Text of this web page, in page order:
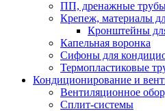
ПП, дренажные
Крепеж, материалы
Кронштейны
Капельная воронка
Сифоны для
Термопластиковые
Кондиционирование и
Вентиляционное
Сплит-системы